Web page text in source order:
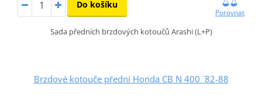
Do košíku
Porovnat
Sada předních brzdových kotoučů Arashi (L+P)
Brzdové kotouče přední Honda CB N 400 ´82-88